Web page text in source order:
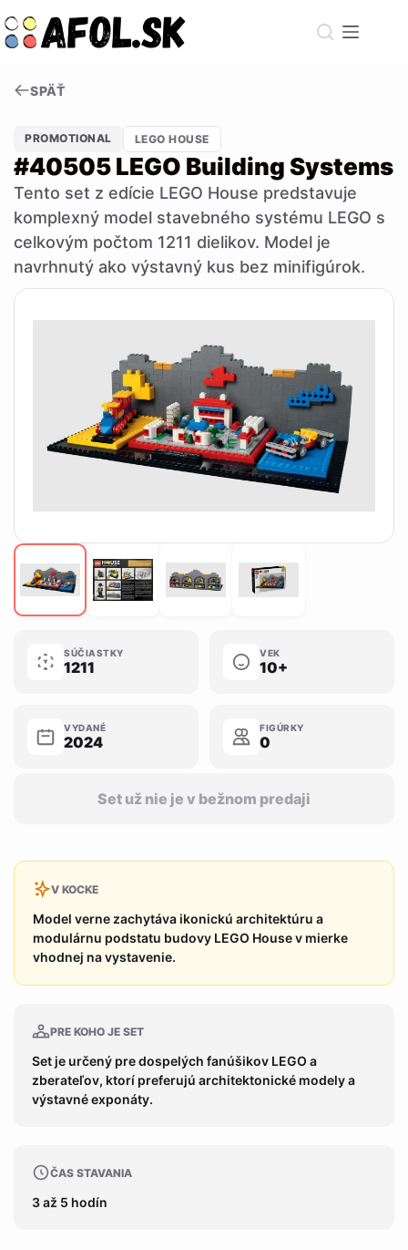
to
content
SPÄŤ
PROMOTIONAL LEGO HOUSE
#40505 LEGO Building Systems
Tento set z edície LEGO House predstavuje
komplexný model stavebného systému LEGO s
celkovým počtom 1211 dielikov. Model je
navrhnutý ako výstavný kus bez minifigúrok.
SÚČIASTKY
1211
VEK
10+
VYDANÉ
2024
FIGÚRKY
0
Set už nie je v bežnom predaji
V KOCKE
Model verne zachytáva ikonickú architektúru a
modulárnu podstatu budovy LEGO House v mierke
vhodnej na vystavenie.
PRE KOHO JE SET
Set je určený pre dospelých fanúšikov LEGO a
zberateľov, ktorí preferujú architektonické modely a
výstavné exponáty.
ČAS STAVANIA
3 až 5 hodín